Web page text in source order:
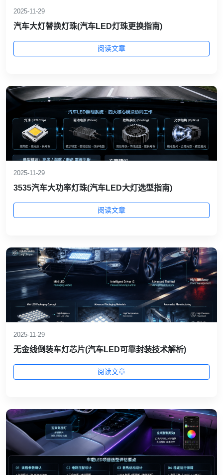
2025-11-29
汽车大灯替换灯珠(汽车LED灯珠更换指南)
阅读文章
2025-11-29
3535汽车大功率灯珠(汽车LED大灯选型指南)
阅读文章
2025-11-29
无金线倒装车灯芯片(汽车LED可靠封装技术解析)
阅读文章